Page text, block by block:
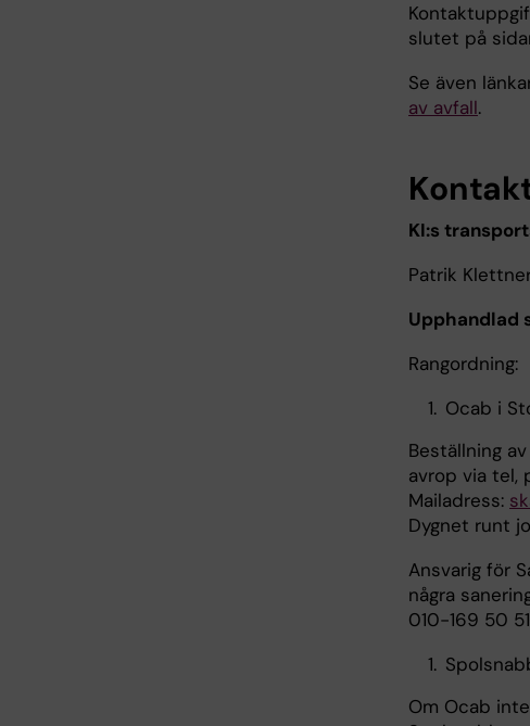
slutet på
Se även
av avfall.
KI:s
Patrik
Upphandlad
Rangordning:
Ocab i
Beställning
avrop via tel,
Mailadress:
Dygnet runt
Ansvarig för
några
010-169 50
Om Ocab